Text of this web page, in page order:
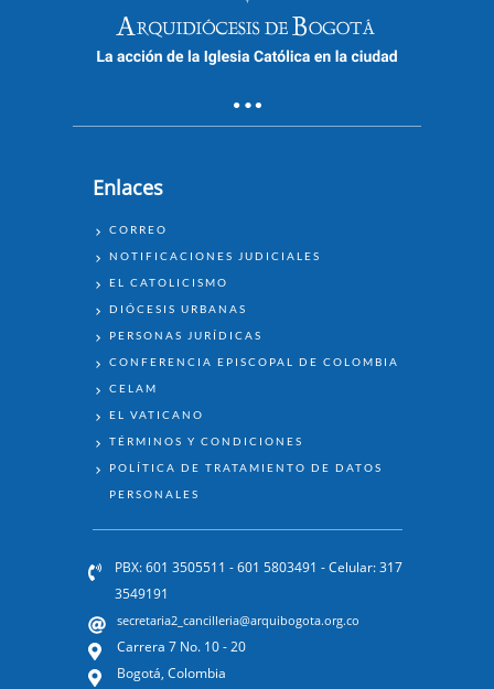
Enlaces
ENLACES
CORREO
NOTIFICACIONES JUDICIALES
EL CATOLICISMO
DIÓCESIS URBANAS
PERSONAS JURÍDICAS
CONFERENCIA EPISCOPAL DE COLOMBIA
CELAM
EL VATICANO
TÉRMINOS Y CONDICIONES
POLÍTICA DE TRATAMIENTO DE DATOS
PERSONALES
PBX: 601 3505511 - 601 5803491 - Celular: 317
3549191
secretaria2_cancilleria@arquibogota.org.co
Carrera 7 No. 10 - 20
Bogotá, Colombia